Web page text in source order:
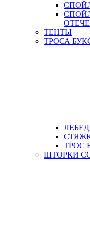
ТЕНТЫ
ТРОСА
ТРОС
ШТОРКИ